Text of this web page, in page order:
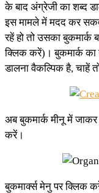
के बाद अंग्रेजी का शब्द
इस मामले में मदद कर
रहें हो तो उसका
क्लिक करें)। बुकमार्क का
डालना वैकल्पिक है, चाहें
अब बुकमार्क मीनू में
करें।
बुकमार्क्स मेनु पर क्लिक